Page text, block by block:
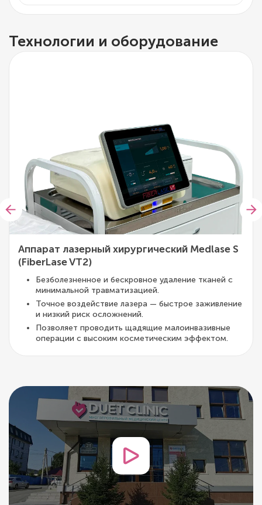
Технологии и оборудование
Аппарат лазерный хирургический Medlase S
(FiberLase VT2)
Безболезненное и бескровное удаление тканей с
минимальной травматизацией.
Точное воздействие лазера — быстрое заживление
и низкий риск осложнений.
Позволяет проводить щадящие малоинвазивные
операции с высоким косметическим эффектом.